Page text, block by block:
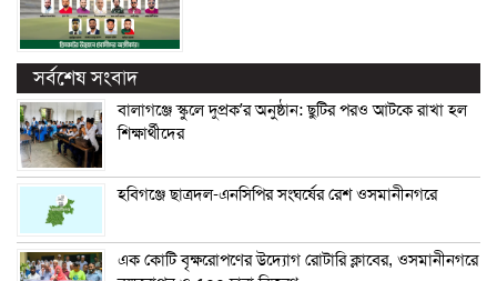
সর্বশেষ সংবাদ
বালাগঞ্জে স্কুলে দুপ্রক’র অনুষ্ঠান: ছুটির পরও আটকে রাখা হল
শিক্ষার্থীদের
হবিগঞ্জে ছাত্রদল-এনসিপির সংঘর্ষের রেশ ওসমানীনগরে
এক কোটি বৃক্ষরোপণের উদ্যোগ রোটারি ক্লাবের, ওসমানীনগরে